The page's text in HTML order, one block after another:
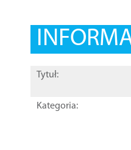
Tytuł:
Kategoria: